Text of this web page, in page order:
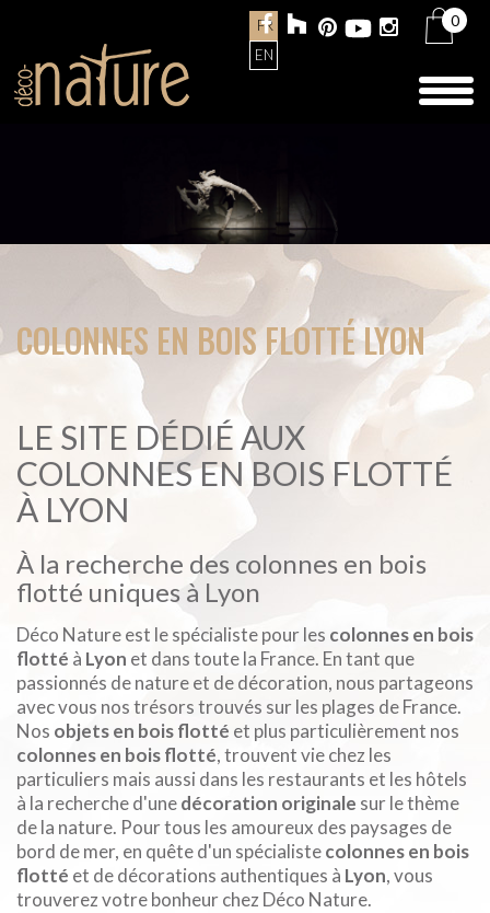
FR
EN
0
COLONNES EN BOIS FLOTTÉ LYON
LE SITE DÉDIÉ AUX
COLONNES EN BOIS FLOTTÉ
À LYON
À la recherche des colonnes en bois
flotté uniques à Lyon
Déco Nature est le spécialiste pour les colonnes en bois
flotté à Lyon et dans toute la France. En tant que
passionnés de nature et de décoration, nous partageons
avec vous nos trésors trouvés sur les plages de France.
Nos objets en bois flotté et plus particulièrement nos
colonnes en bois flotté, trouvent vie chez les
particuliers mais aussi dans les restaurants et les hôtels
à la recherche d'unedécoration originale sur le thème
de la nature. Pour tous les amoureux des paysages de
bord de mer, en quête d'un spécialistecolonnes en bois
flotté et de décorations authentiques à Lyon, vous
trouverez votre bonheur chez Déco Nature.